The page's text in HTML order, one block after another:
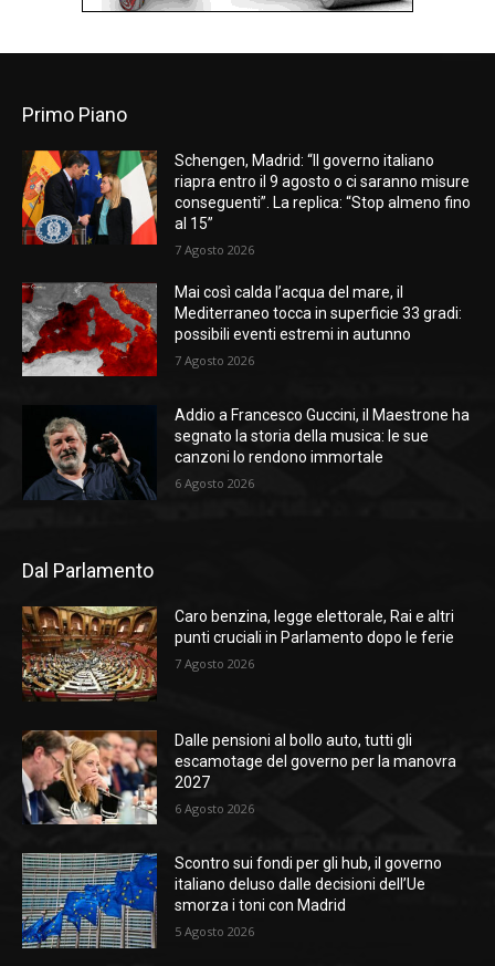
Primo Piano
Schengen, Madrid: “Il governo italiano
riapra entro il 9 agosto o ci saranno misure
conseguenti”. La replica: “Stop almeno fino
al 15”
7 Agosto 2026
Mai così calda l’acqua del mare, il
Mediterraneo tocca in superficie 33 gradi:
possibili eventi estremi in autunno
7 Agosto 2026
Addio a Francesco Guccini, il Maestrone ha
segnato la storia della musica: le sue
canzoni lo rendono immortale
6 Agosto 2026
Dal Parlamento
Caro benzina, legge elettorale, Rai e altri
punti cruciali in Parlamento dopo le ferie
7 Agosto 2026
Dalle pensioni al bollo auto, tutti gli
escamotage del governo per la manovra
2027
6 Agosto 2026
Scontro sui fondi per gli hub, il governo
italiano deluso dalle decisioni dell’Ue
smorza i toni con Madrid
5 Agosto 2026